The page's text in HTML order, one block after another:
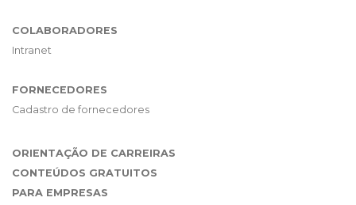
COLABORADORES
Intranet
FORNECEDORES
Cadastro de fornecedores
ORIENTAÇÃO DE CARREIRAS
CONTEÚDOS GRATUITOS
PARA EMPRESAS